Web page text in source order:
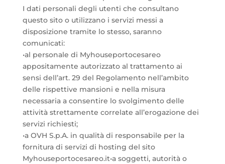
I dati personali degli utenti che consultano
questo sito o utilizzano i servizi messi a
disposizione tramite lo stesso, saranno
comunicati:
•al personale di Myhouseportocesareo
appositamente autorizzato al trattamento ai
sensi dell’art. 29 del Regolamento nell’ambito
delle rispettive mansioni e nella misura
necessaria a consentire lo svolgimento delle
attività strettamente correlate all’erogazione dei
servizi richiesti;
•a OVH S.p.A. in qualità di responsabile per la
fornitura di servizi di hosting del sito
Myhouseportocesareo.it•a soggetti, autorità o